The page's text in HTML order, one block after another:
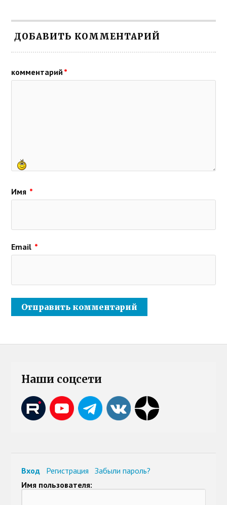
ДОБАВИТЬ КОММЕНТАРИЙ
комментарий *
Имя *
Email *
Наши соцсети
Вход Регистрация
Забыли пароль?
Имя пользователя: